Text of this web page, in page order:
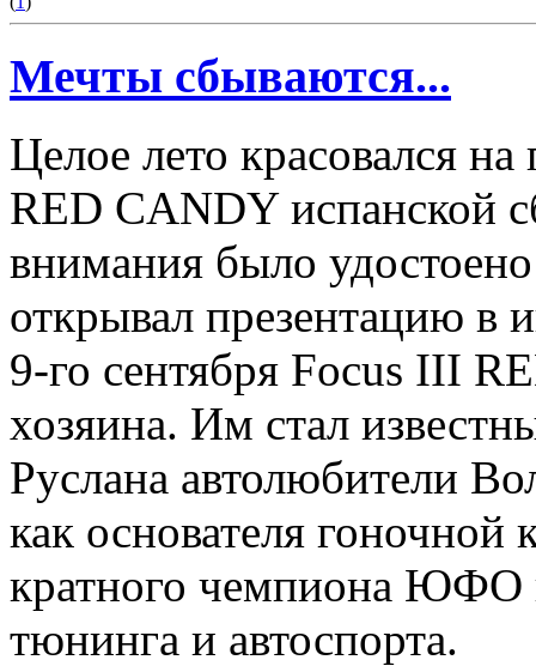
Мечты сбываются...
Целое лето красовался
RED CANDY испанской
внимания было
открывал презентацию в
9-го сентября Focus III
хозяина. Им стал
Руслана автолюбители
как основателя
кратного чемпиона ЮФО
тюнинга и автоспорта.